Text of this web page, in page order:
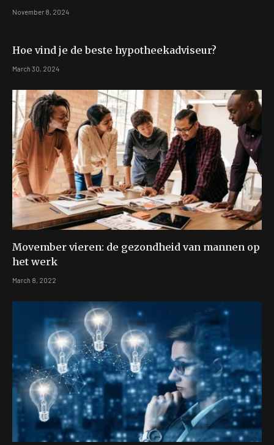
November 8, 2024
Hoe vind je de beste hypotheekadviseur?
March 30, 2024
Movember vieren: de gezondheid van mannen op
het werk
March 8, 2022